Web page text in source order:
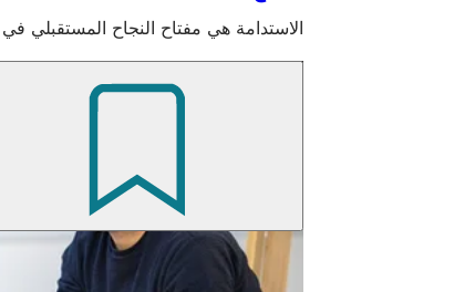
الاستدامة هي مفتاح النجاح المستقبلي